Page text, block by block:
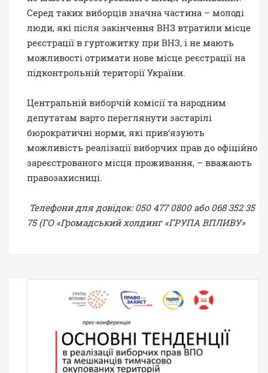
Серед таких виборців значна частина – молоді
люди, які після закінчення ВНЗ втратили місце
реєстрації в гуртожитку при ВНЗ, і не мають
можливості отримати нове місце реєстрації на
підконтрольній території України.
Центральній виборчій комісії та народним
депутатам варто переглянути застарілі
бюрократичні норми, які прив’язують
можливість реалізації виборчих прав до офіційно
зареєстрованого місця проживання, – вважають
правозахисниці.
Телефони для довідок: 050 477 0800 або 068 352 35
75 (ГО «Громадський холдинг «ГРУПА ВПЛИВУ»